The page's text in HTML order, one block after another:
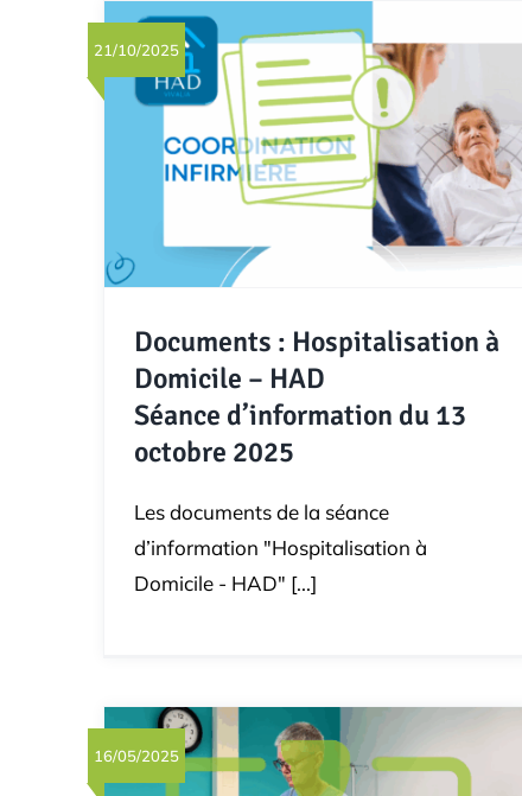
Documents : Hospitalisation à
Domicile – HAD
Séance d’information du 13
octobre 2025
21/10/2025
Les documents de la séance
d’information "Hospitalisation à
Domicile - HAD" [...]
16/05/2025